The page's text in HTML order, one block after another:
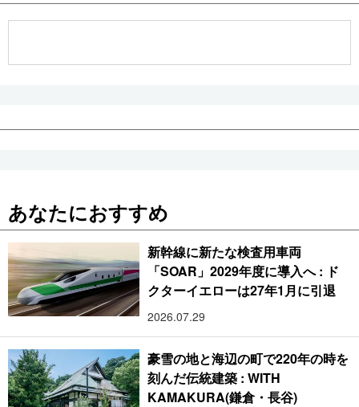
あなたにおすすめ
新幹線に新たな検査用車両
「SOAR」2029年度に導入へ : ド
クターイエローは27年1月に引退
2026.07.29
豪雪の地と海辺の町で220年の時を
刻んだ伝統建築 : WITH
KAMAKURA(鎌倉・長谷)